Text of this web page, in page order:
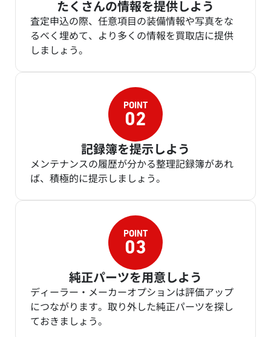
たくさんの情報を提供しよう
査定申込の際、任意項目の装備情報や写真をな
るべく埋めて、より多くの情報を買取店に提供
しましょう。
記録簿を提示しよう
メンテナンスの履歴が分かる整理記録簿があれ
ば、積極的に提示しましょう。
純正パーツを用意しよう
ディーラー・メーカーオプションは評価アップ
につながります。取り外した純正パーツを探し
ておきましょう。